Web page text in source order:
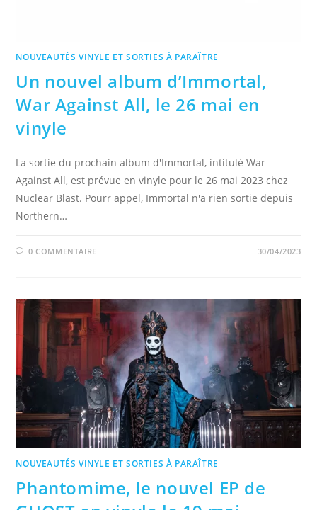
NOUVEAUTÉS VINYLE ET SORTIES À PARAÎTRE
Un nouvel album d’Immortal,
War Against All, le 26 mai en
vinyle
La sortie du prochain album d'Immortal, intitulé War
Against All, est prévue en vinyle pour le 26 mai 2023 chez
Nuclear Blast. Pourr appel, Immortal n'a rien sortie depuis
Northern…
0 COMMENTAIRE 30/04/2023
NOUVEAUTÉS VINYLE ET SORTIES À PARAÎTRE
Phantomime, le nouvel EP de